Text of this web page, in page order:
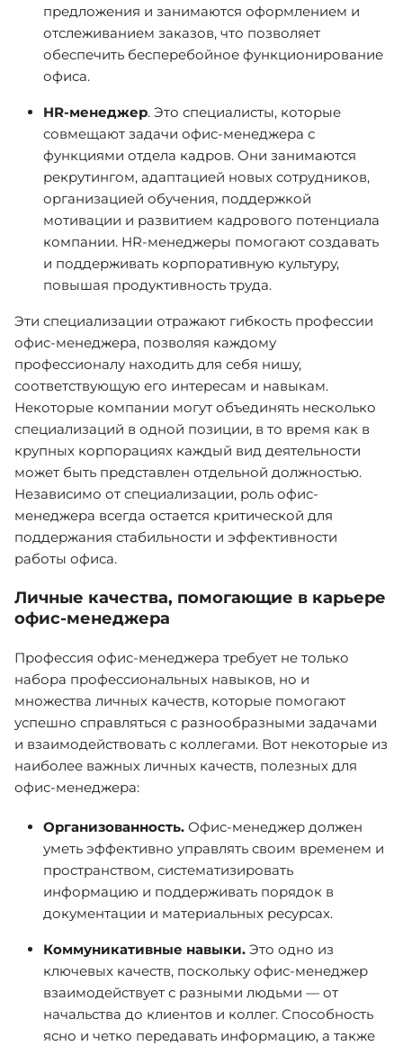
предложения и занимаются оформлением и
отслеживанием заказов, что позволяет
обеспечить бесперебойное функционирование
офиса.
HR-менеджер. Это специалисты, которые
совмещают задачи офис-менеджера с
функциями отдела кадров. Они занимаются
рекрутингом, адаптацией новых сотрудников,
организацией обучения, поддержкой
мотивации и развитием кадрового потенциала
компании. HR-менеджеры помогают создавать
и поддерживать корпоративную культуру,
повышая продуктивность труда.
Эти специализации отражают гибкость профессии
офис-менеджера, позволяя каждому
профессионалу находить для себя нишу,
соответствующую его интересам и навыкам.
Некоторые компании могут объединять несколько
специализаций в одной позиции, в то время как в
крупных корпорациях каждый вид деятельности
может быть представлен отдельной должностью.
Независимо от специализации, роль офис-
менеджера всегда остается критической для
поддержания стабильности и эффективности
работы офиса.
Личные качества, помогающие в карьере
офис-менеджера
Профессия офис-менеджера требует не только
набора профессиональных навыков, но и
множества личных качеств, которые помогают
успешно справляться с разнообразными задачами
и взаимодействовать с коллегами. Вот некоторые из
наиболее важных личных качеств, полезных для
офис-менеджера:
Организованность. Офис-менеджер должен
уметь эффективно управлять своим временем и
пространством, систематизировать
информацию и поддерживать порядок в
документации и материальных ресурсах.
Коммуникативные навыки. Это одно из
ключевых качеств, поскольку офис-менеджер
взаимодействует с разными людьми — от
начальства до клиентов и коллег. Способность
ясно и четко передавать информацию, а также